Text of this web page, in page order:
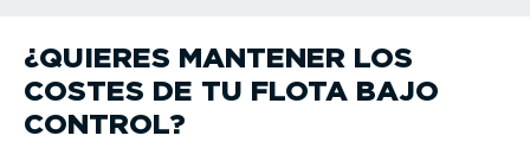
Seguimiento de vehículos
Navegación profesional
Gestión del flujo de trabajo de flotas
Conducción ecológica y segura
Integración del negocio
TPMS
¿QUIERES MANTENER LOS
COSTES DE TU FLOTA BAJO
CONTROL?